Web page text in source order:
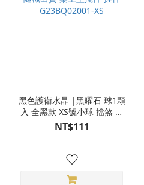
黑色護衛水晶 |黑曜石 球1顆
入 全黑款 XS號小球 擋煞 轉
化 隨機出貨 桌上型擺件 握
件G23BQ02001-XS
NT$111